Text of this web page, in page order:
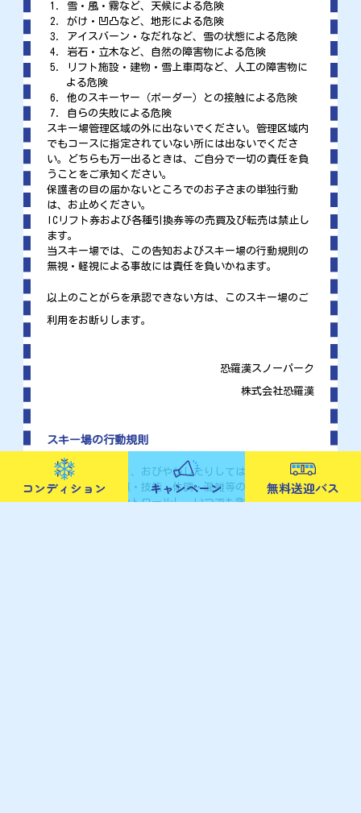
雪・風・霧など、天候による危険
がけ・凹凸など、地形による危険
アイスバーン・なだれなど、雪の状態による危険
岩石・立木など、自然の障害物による危険
リフト施設・建物・雪上車両など、人工の障害物に
よる危険
他のスキーヤー（ボーダー）との接触による危険
自らの失敗による危険
スキー場管理区域の外に出ないでください。管理区域内
でもコースに指定されていない所には出ないでくださ
い。どちらも万一出るときは、ご自分で一切の責任を負
うことをご承知ください。
保護者の目の届かないところでのお子さまの単独行動
は、お止めください。
ICリフト券および各種引換券等の売買及び転売は禁止し
ます。
当スキー場では、この告知およびスキー場の行動規則の
無視・軽視による事故には責任を負いかねます。
以上のことがらを承認できない方は、このスキー場のご
利用をお断りします。
恐羅漢スノーパーク
株式会社恐羅漢
スキー場の行動規則
他人を傷つけたり、おびやかしたりしてはならない。
地形・天候・雪質・技能・体調・混雑等の状況に合わせ
てスピードをコントロールし、いつでも危険を避けるた
コンディション キャンペーン 無料送迎バス